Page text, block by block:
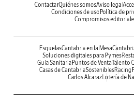
ContactarQuiénes somosAviso legal
Condiciones de uso Política de
Compromisos
EsquelasCantabria en la Mesa
Soluciones digitales para Pymes
Guía Sanitaria Puntos de VentaTalento
Casas de CantabriaSosteniblesRacing
Carlos AlcarazLotería de